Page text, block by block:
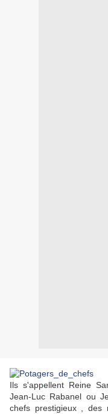
Ils s'appellent Reine
Jean-Luc Rabanel ou
chefs prestigieux , des